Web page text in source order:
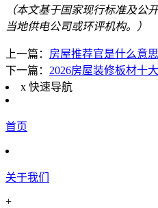
（本文基于国家现行标准及公
当地供电公司或环评机构。）
上一篇： 房屋推荐官是什么意
下一篇： 2026房屋装修板材十
x 快速导航
首页
关于我们
+